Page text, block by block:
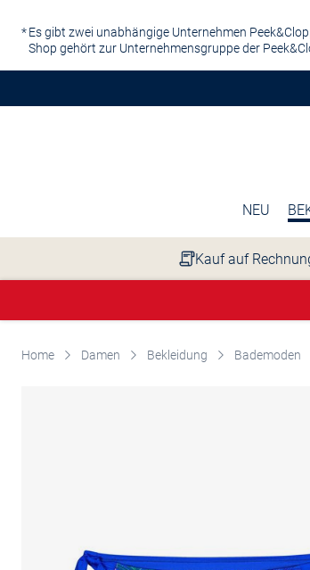
Es gibt zwei unabhängige Unternehmen
Shop gehört zur Unternehmensgruppe der
NEU
Kauf auf
Home Damen Bekleidung Bademoden